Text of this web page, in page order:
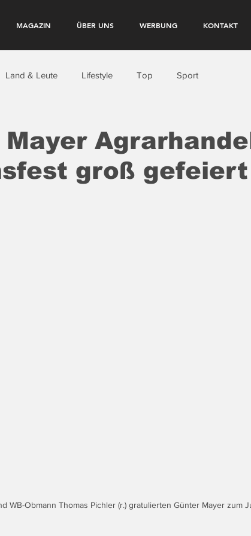
MAGAZIN ÜBER UNS WERBUNG KONTAKT
Land & Leute Lifestyle Top Sport
groß gefeiert
WB-Obmann Thomas Pichler (r.) gratulierten Günter Mayer zum